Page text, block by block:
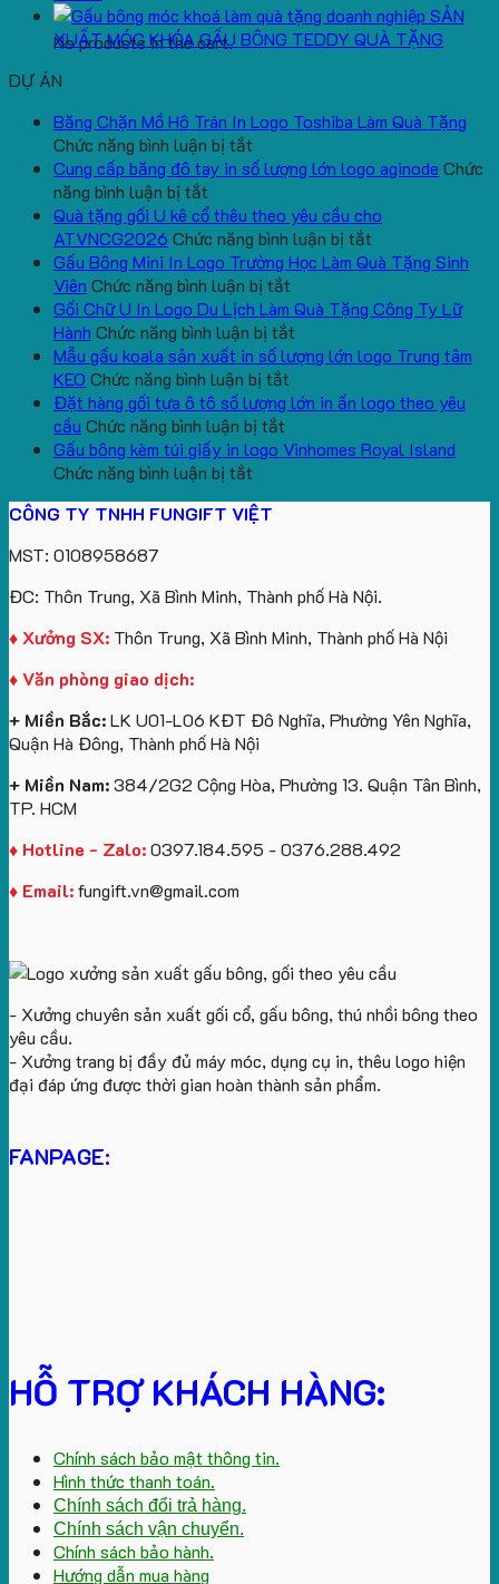
No products in the cart.
SẢN
XUẤT MÓC KHÓA GẤU BÔNG TEDDY QUÀ TẶNG
DỰ ÁN
Băng Chặn Mồ Hô Trán In Logo Toshiba Làm Quà Tặng
Chức năng bình luận bị tắt
Băng
Mồ
Hô
Trán
In
Logo
Toshiba
Làm
Quà
Tặng
Cung cấp băng đô tay in số lượng lớn logo aginode Chức
năng bình luận bị tắt
Cung
cấp
băng
đô
tay
in
số
lượng
lớn
logo
aginode
Quà tặng gối U kê cổ thêu theo yêu cầu cho
ATVNCG2026 Chức năng bình luận bị tắt
Quà
gối
kê
thêu
yêu
Gấu Bông Mini In Logo Trường Học Làm Quà Tặng Sinh
Viên Chức năng bình luận bị tắt
Gấu
Bông
Mini
Logo
Học
Gối Chữ U In Logo Du Lịch Làm Quà Tặng Công Ty Lữ
Hành Chức năng bình luận bị tắt
Gối
U
Logo
Công
Ty
Lữ
Mẫu gấu koala sản xuất in số lượng lớn logo Trung tâm
KEO Chức năng bình luận bị tắt
Mẫu
koala
lớn
logo
Trung
Đặt hàng gối tựa ô tô số lượng lớn in ấn logo theo yêu
cầu Chức năng bình luận bị tắt
Đặt
số
lượng
lớn
theo
cầu
Gấu bông kèm túi giấy in logo Vinhomes Royal Island
Chức năng bình luận bị tắt
bông
giấy
logo
CÔNG TY TNHH FUNGIFT VIỆT
MST: 0108958687
ĐC: Thôn Trung, Xã Bình Minh, Thành phố Hà Nội.
♦ Xưởng SX: Thôn Trung, Xã Bình Minh, Thành phố Hà Nội
♦ Văn phòng giao dịch:
+ Miền Bắc:LK U01-L06 KĐT Đô Nghĩa, Phường Yên Nghĩa,
Quận Hà Đông, Thành phố Hà Nội
+ Miền Nam:384/2G2 Cộng Hòa, Phường 13. Quận Tân Bình,
TP. HCM
♦ Hotline - Zalo:0397.184.595 - 0376.288.492
♦ Email:fungift.vn@gmail.com
- Xưởng chuyên sản xuất gối cổ, gấu bông, thú nhồi bông theo
yêu cầu.
- Xưởng trang bị đầy đủ máy móc, dụng cụ in, thêu logo hiện
đại đáp ứng được thời gian hoàn thành sản phẩm.
FANPAGE:
HỖ TRỢ KHÁCH HÀNG:
Chính sách bảo mật thông tin.
Hình thức thanh toán.
Chính sách đổi trả hàng.
Chính sách vận chuyển.
Chính sách bảo hành.
Hướng dẫn mua hàng